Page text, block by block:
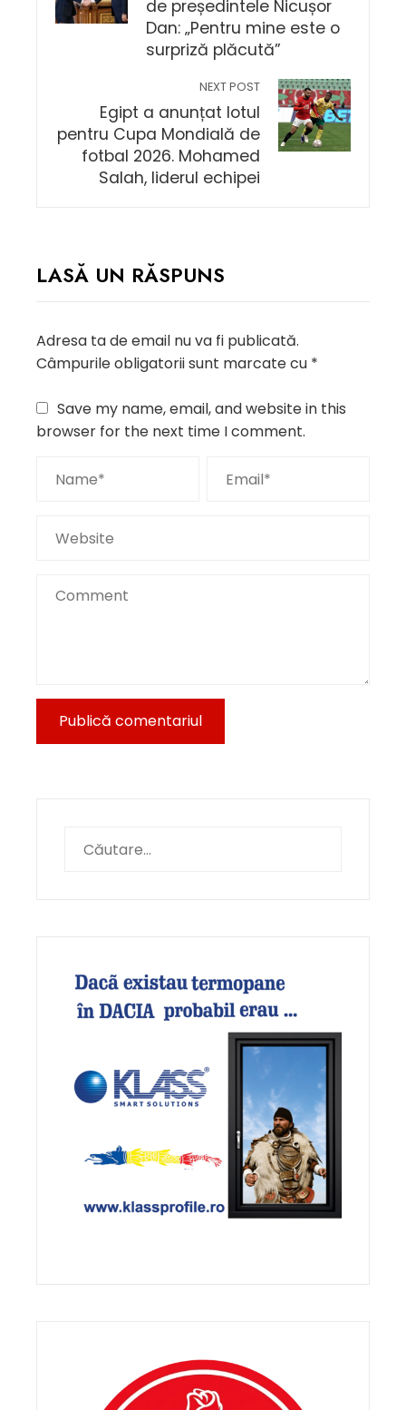
de președintele Nicușor
Dan: „Pentru mine este o
surpriză plăcută”
NEXT POST
Egipt a anunțat lotul
pentru Cupa Mondială de
fotbal 2026. Mohamed
Salah, liderul echipei
LASĂ UN RĂSPUNS
Adresa ta de email nu va fi publicată.
Câmpurile obligatorii sunt marcate cu *
Save my name, email, and website in this
browser for the next time I comment.
după: